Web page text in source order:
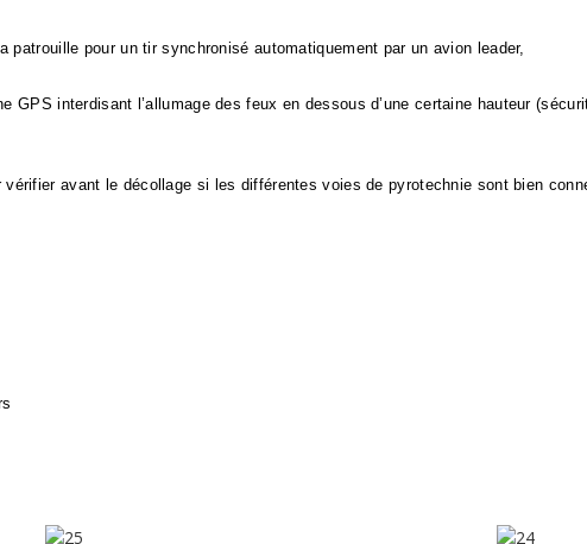
pour un tir synchronisé automatiquement par un avion leader,
GPS interdisant l’allumage des feux en dessous d’une certaine hauteur
avant le décollage si les différentes voies de pyrotechnie sont bien